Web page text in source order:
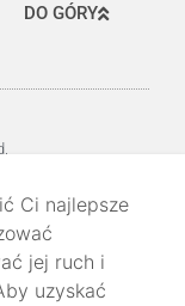
DO GÓRY
Ci najlepsze
jej ruch i
uzyskać